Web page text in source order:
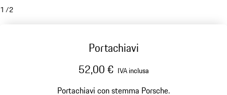
1 /2
Portachiavi
52,00 € IVA inclusa
Portachiavi con stemma Porsche.